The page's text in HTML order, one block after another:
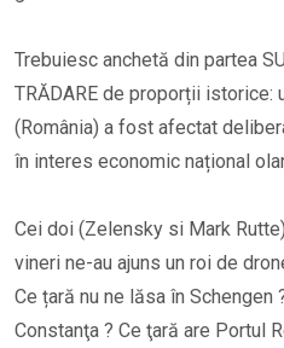
Trebuiesc anchetă din partea
TRĂDARE de proporții istorice:
(România) a fost afectat
în interes economic național
Cei doi (Zelensky si Mark
vineri ne-au ajuns un roi de
Ce țară nu ne lăsa în Schengen
Constanţa ? Ce ţară are Portul